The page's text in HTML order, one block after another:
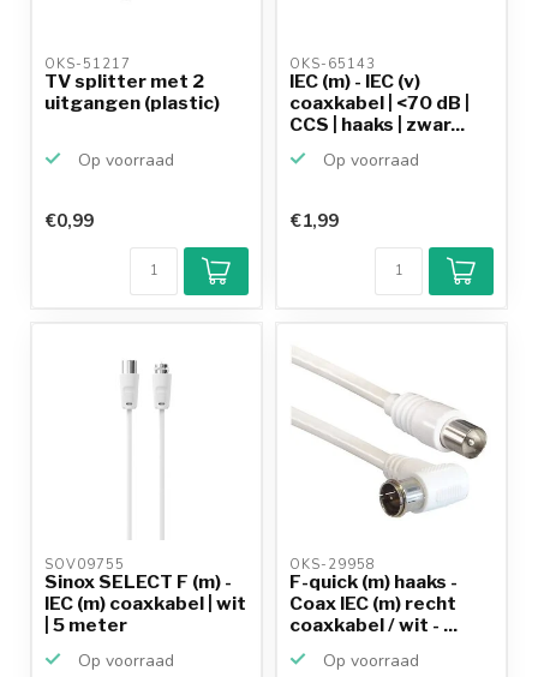
OKS-51217
TV splitter met 2
uitgangen (plastic)
Op voorraad
€0,99
OKS-65143
IEC (m) - IEC (v)
coaxkabel | <70 dB |
CCS | haaks | zwar...
Op voorraad
9,2/10
Achteraf
betalen mogelijk
€1,99
SOV09755
Sinox SELECT F (m) -
IEC (m) coaxkabel | wit
| 5 meter
Op voorraad
OKS-29958
F-quick (m) haaks -
Coax IEC (m) recht
coaxkabel / wit - ...
Op voorraad